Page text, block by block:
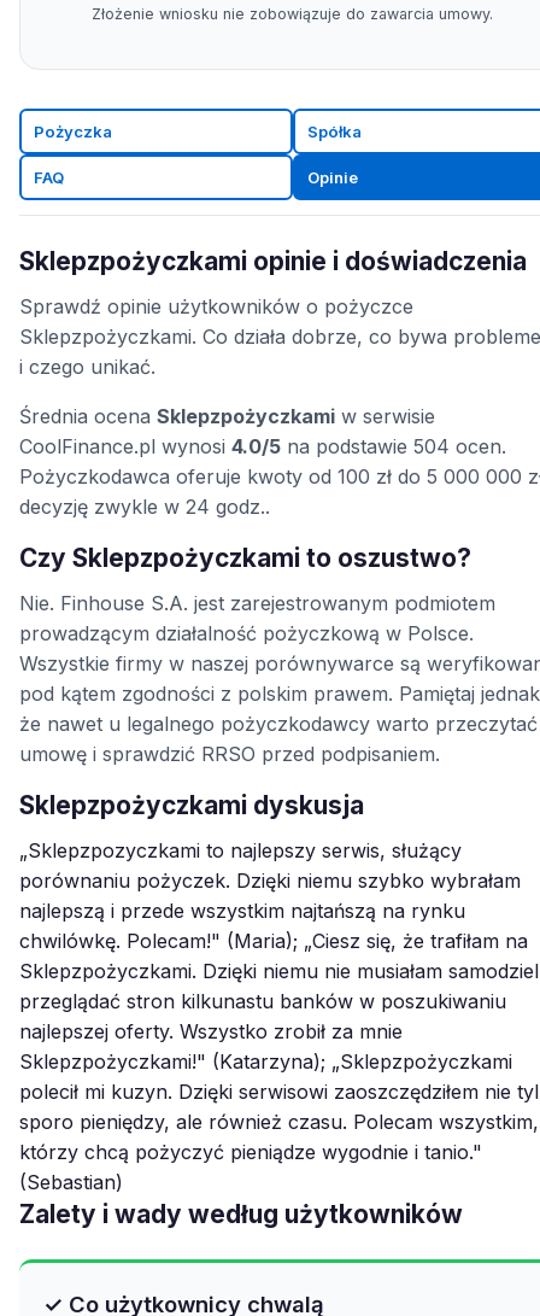
Złożenie wniosku nie zobowiązuje do zawarcia umowy.
Pożyczka Spółka
FAQ Opinie
Sklepzpożyczkami opinie i doświadczenia
Sprawdź opinie użytkowników o pożyczce
Sklepzpożyczkami. Co działa dobrze, co bywa
i czego unikać.
Średnia ocena Sklepzpożyczkami w serwisie
CoolFinance.pl wynosi 4.0/5 na podstawie 504 ocen.
Pożyczkodawca oferuje kwoty od 100 zł do 5 000 000
decyzję zwykle w 24 godz..
Czy Sklepzpożyczkami to oszustwo?
Nie. Finhouse S.A. jest zarejestrowanym podmiotem
prowadzącym działalność pożyczkową w Polsce.
Wszystkie firmy w naszej porównywarce są
pod kątem zgodności z polskim prawem. Pamiętaj
że nawet u legalnego pożyczkodawcy warto przeczytać
umowę i sprawdzić RRSO przed podpisaniem.
Sklepzpożyczkami dyskusja
„Sklepzpozyczkami to najlepszy serwis, służący
porównaniu pożyczek. Dzięki niemu szybko wybrałam
najlepszą i przede wszystkim najtańszą na rynku
chwilówkę. Polecam!" (Maria); „Ciesz się, że trafiłam na
Sklepzpożyczkami. Dzięki niemu nie musiałam
przeglądać stron kilkunastu banków w poszukiwaniu
najlepszej oferty. Wszystko zrobił za mnie
Sklepzpożyczkami!" (Katarzyna); „Sklepzpożyczkami
polecił mi kuzyn. Dzięki serwisowi zaoszczędziłem nie
sporo pieniędzy, ale również czasu. Polecam wszystkim,
którzy chcą pożyczyć pieniądze wygodnie i tanio."
(Sebastian)
Zalety i wady według użytkowników
✓ Co użytkownicy chwalą